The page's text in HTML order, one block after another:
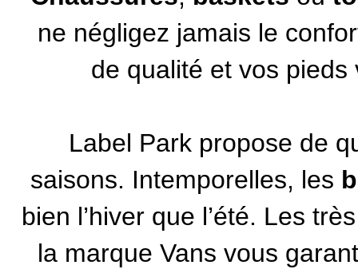
ne négligez jamais le
de qualité et vos
Label Park propose de
saisons. Intemporelles, les
bien l’hiver que l’été. Les
la marque Vans vous